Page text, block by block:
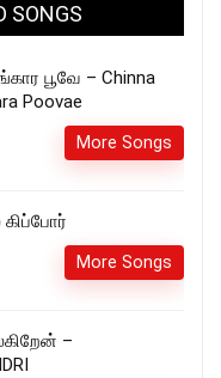
SONGS
பூவே – Chinna
Poovae
More Songs
கிப்போர்
More Songs
–